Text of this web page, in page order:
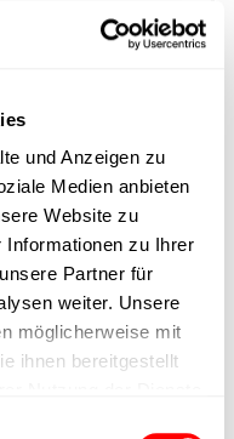
und Anzeigen zu
Medien anbieten
Website zu
Informationen zu Ihrer
Partner für
weiter. Unsere
möglicherweise mit
ihnen bereitgestellt